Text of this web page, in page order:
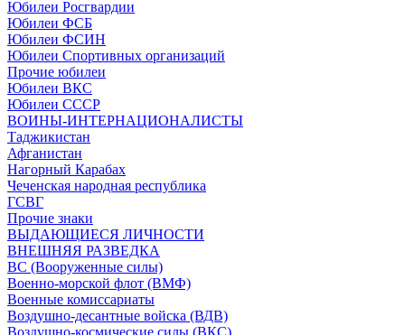
Юбилеи Росгвардии
Юбилеи ФСБ
Юбилеи ФСИН
Юбилеи Спортивных организаций
Прочие юбилеи
Юбилеи ВКС
Юбилеи СССР
ВОИНЫ-ИНТЕРНАЦИОНАЛИСТЫ
Таджикистан
Афганистан
Нагорный Карабах
Чеченская народная республика
ГСВГ
Прочие знаки
ВЫДАЮЩИЕСЯ ЛИЧНОСТИ
ВНЕШНЯЯ РАЗВЕДКА
ВС (Вооруженные силы)
Военно-морской флот (ВМФ)
Военные комиссариаты
Воздушно-десантные войска (ВДВ)
Воздушно-космические силы (ВКС)